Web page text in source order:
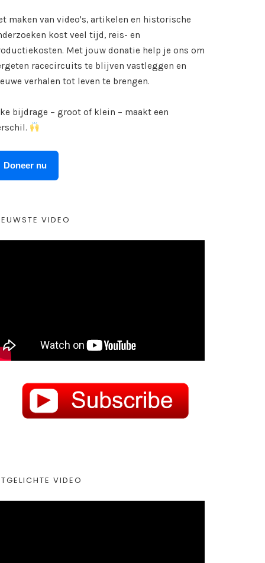
maken van video's, artikelen en historische
kost veel tijd, reis- en
Met jouw donatie help je ons om
racecircuits te blijven vastleggen en
verhalen tot leven te brengen.
bijdrage – groot of klein – maakt een
Doneer nu
VIDEO
VIDEO